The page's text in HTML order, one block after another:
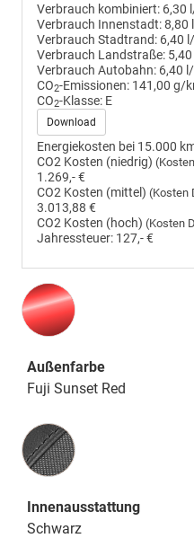
Verbrauch kombiniert: 6,30
Verbrauch Innenstadt:8,80
Verbrauch Stadtrand: 6,40
Verbrauch Landstraße:
Verbrauch Autobahn: 6,40
CO2-Emissionen: 141,00 g/
CO2-Klasse: E
Download
Energiekosten bei 15.000
CO2 Kosten (niedrig)
1.269,- €
CO2 Kosten (mittel) (Kosten
3.013,88 €
CO2 Kosten (hoch) (Kosten
Jahressteuer: 127,- €
Außenfarbe
Fuji Sunset Red
Innenausstattung
Innenausstattung
Schwarz